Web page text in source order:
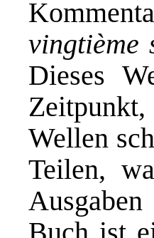
vingtième
Dieses
Wellen
Teilen,